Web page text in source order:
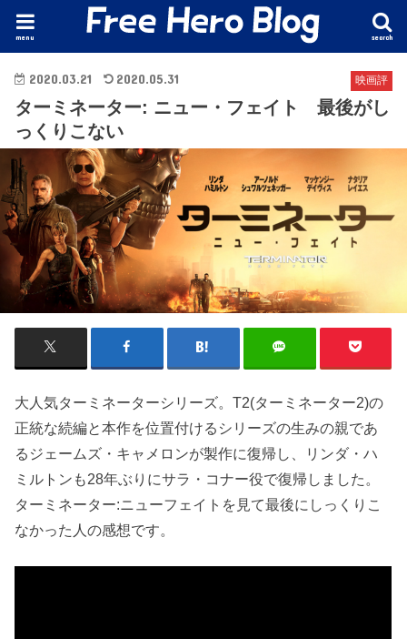
search
menu
映画評
2020.03.21 2020.05.31
ターミネーター: ニュー・フェイト 最後がし
っくりこない
大人気ターミネーターシリーズ。T2(ターミネーター2)の
正統な続編と本作を位置付けるシリーズの生みの親であ
るジェームズ・キャメロンが製作に復帰し、リンダ・ハ
ミルトンも28年ぶりにサラ・コナー役で復帰しました。
ターミネーター:ニューフェイトを見て最後にしっくりこ
なかった人の感想です。